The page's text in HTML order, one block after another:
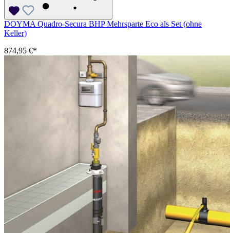
DOYMA Quadro-Secura BHP Mehrsparte Eco als Set (ohne
Keller)
874,95 €*